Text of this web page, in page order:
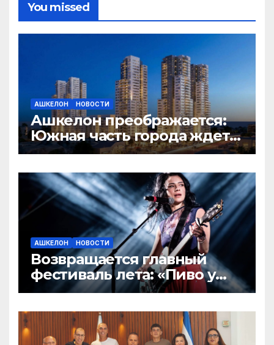
You missed
АШКЕЛОН НОВОСТИ
Ашкелон преображается:
Южная часть города ждет
грандиозное обновление!
АШКЕЛОН НОВОСТИ
Возвращается главный
фестиваль лета: «Пиво у
озера 3» — два дня музыки,
удовольствий в Экопарке
Ашкелона